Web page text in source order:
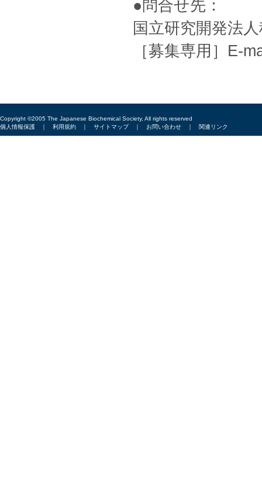
●問合せ先：
国立研究開発法
［募集専用］E-
Copyright ©2005 The Japanese Biochemical Society, All rights reserved
個人情報保護 ｜ 利用規約 ｜ サイトマップ｜ お問い合わせ ｜ 関連リンク